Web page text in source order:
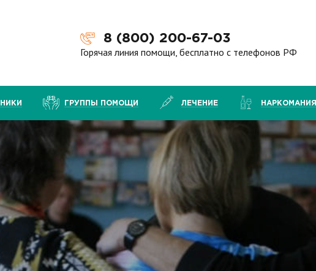
8 (800) 200-67-03
Горячая линия помощи, бесплатно с телефонов РФ
ГРУППЫ ПОМОЩИ ЛЕЧЕНИЕ НАРКОМАНИЯ